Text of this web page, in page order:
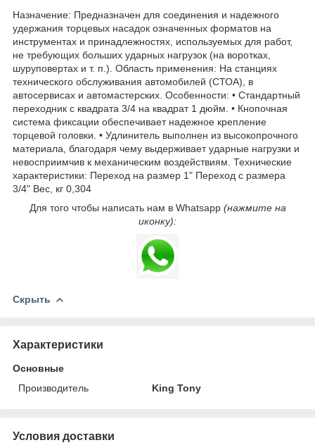
Назначение: Предназначен для соединения и надежного
удержания торцевых насадок означенных форматов на
инструментах и принадлежностях, используемых для работ,
не требующих больших ударных нагрузок (на воротках,
шуруповертах и т. п.). Область применения: На станциях
технического обслуживания автомобилей (СТОА), в
автосервисах и автомастерских. Особенности: • Стандартный
переходник с квадрата 3/4 на квадрат 1 дюйм. • Кнопочная
система фиксации обеспечивает надежное крепление
торцевой головки. • Удлинитель выполнен из высокопрочного
материала, благодаря чему выдерживает ударные нагрузки и
невосприимчив к механическим воздействиям. Технические
характеристики: Переход на размер 1" Переход с размера
3/4" Вес, кг 0,304
Для того чтобы написать нам в Whatsapp (нажмите на
иконку):
Скрыть
Характеристики
Основные
Производитель
King Tony
Условия доставки